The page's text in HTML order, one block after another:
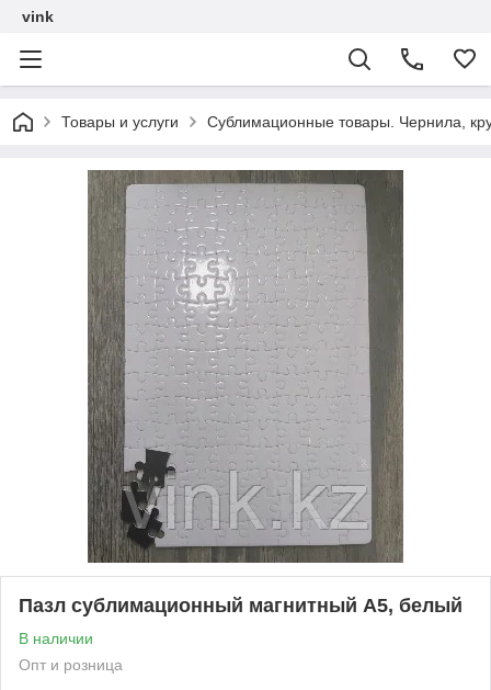
vink
Товары и услуги Сублимационные товары. Чернила,
Пазл сублимационный магнитный А5, белый
В наличии
Опт и розница